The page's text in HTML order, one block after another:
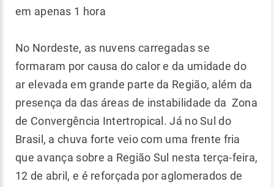
em apenas 1 hora
No Nordeste, as nuvens carregadas se
formaram por causa do calor e da umidade do
ar elevada em grande parte da Região, além da
presença da das áreas de instabilidade da Zona
de Convergência Intertropical. Já no Sul do
Brasil, a chuva forte veio com uma frente fria
que avança sobre a Região Sul nesta terça-feira,
12 de abril, e é reforçada por aglomerados de